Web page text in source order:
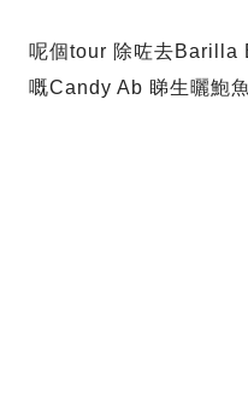
呢個tour 除咗去Barilla
嘅Candy Ab 睇生曬鮑